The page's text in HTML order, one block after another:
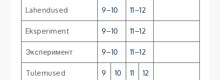
Lahendused 9–10 11–12
Eksperiment 9–10 11–12
Эксперимент 9–10 11–12
Tulemused 9 10 11 12